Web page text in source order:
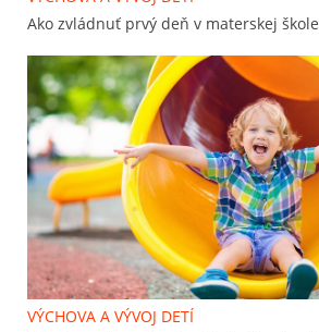
Ako zvládnuť prvý deň v materskej škole
VÝCHOVA A VÝVOJ DETÍ